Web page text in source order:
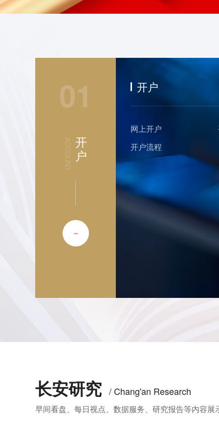
01
ACCOUNT 开
户
开户
网上开户
开户流程
长安研究 / Chang'an Research
早间看盘、每日视点、数据服务、研究报告等内容展